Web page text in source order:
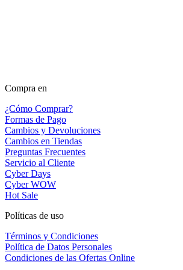
Compra en
¿Cómo Comprar?
Formas de Pago
Cambios y Devoluciones
Cambios en Tiendas
Preguntas Frecuentes
Servicio al Cliente
Cyber Days
Cyber WOW
Hot Sale
Políticas de uso
Términos y Condiciones
Política de Datos Personales
Condiciones de las Ofertas Online